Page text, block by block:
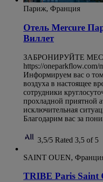
Париж, Франция
Отель Mercure
Виллет
ЗАБРОНИРУЙТЕ
https://oneparkflow.com/
Информируем вас о
воздуха в настоящее
сотрудники
прохладной приятной
исключительная
Благодарим вас за
3,5/5 Rated 3,5 of 5
SAINT OUEN,
TRIBE Paris Saint